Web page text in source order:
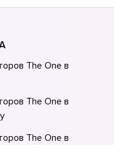
The One в
The One в
The One в